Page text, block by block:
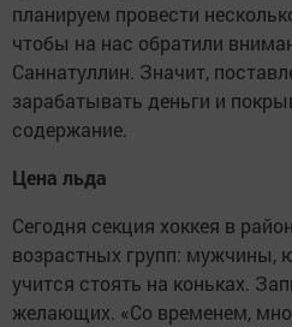
планируем провести
чтобы на нас обратили
Саннатуллин. Значит,
зарабатывать деньги и
содержание.
Цена льда
Сегодня секция хоккея в
возрастных групп: мужчины,
учится стоять на коньках.
желающих. «Со временем,